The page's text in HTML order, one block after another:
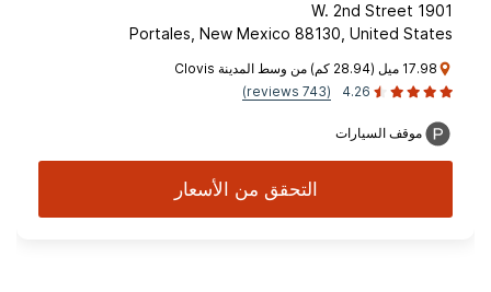
1901 W. 2nd Street
Portales, New Mexico 88130, United States
17.98 ميل (28.94 كم) من وسط المدينة Clovis
4.26
(743 reviews)
موقف السيارات
التحقق من الأسعار